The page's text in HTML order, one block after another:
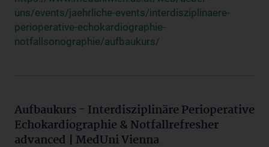
uns/events/jaehrliche-events/interdisziplinaere-
perioperative-echokardiographie-
notfallsonographie/aufbaukurs/
Aufbaukurs - Interdisziplinäre Perioperative
Echokardiographie & Notfallrefresher
advanced | MedUni Vienna